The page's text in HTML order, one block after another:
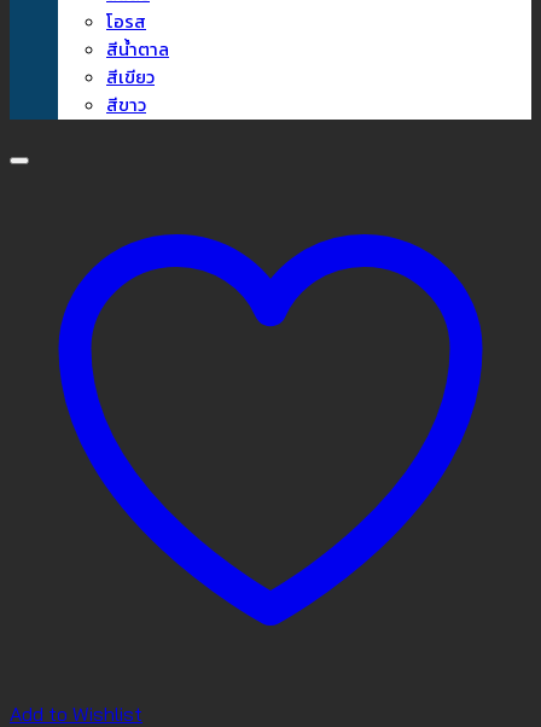
โอรส
สีน้ำตาล
สีเขียว
สีขาว
Add to Wishlist